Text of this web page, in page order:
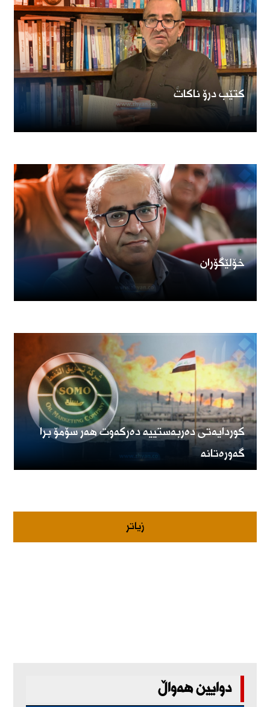
كتێب درۆ ناكات
خۆلێگۆران
کوردایەتی دەربەستییە دەرکەوت هەر سۆمۆ برا
گەورەتانە
زیاتر
دوایین هەواڵ